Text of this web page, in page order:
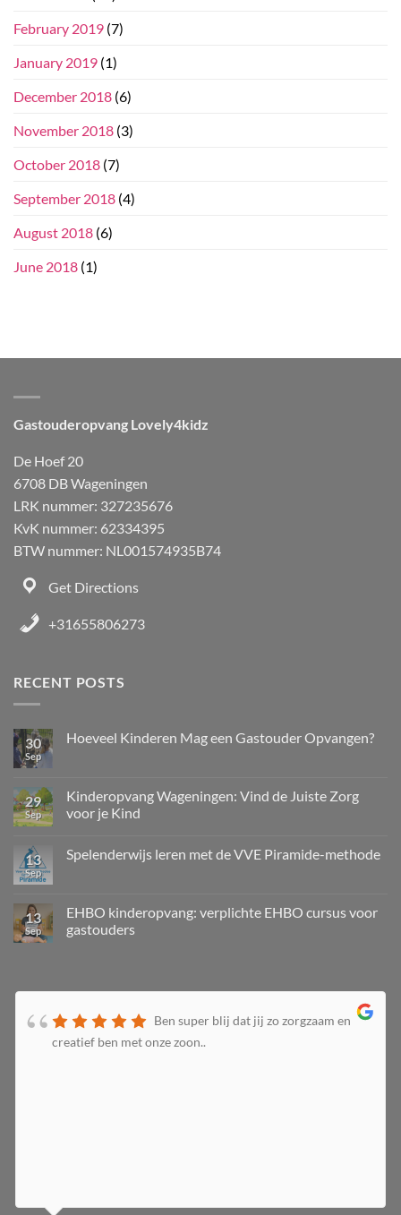
February 2019 (7)
January 2019 (1)
December 2018 (6)
November 2018 (3)
October 2018 (7)
September 2018 (4)
August 2018 (6)
June 2018 (1)
Gastouderopvang Lovely4kidz
De Hoef 20
6708 DB Wageningen
LRK nummer: 327235676
KvK nummer: 62334395
BTW nummer: NL001574935B74
Get Directions
+31655806273
RECENT POSTS
30
Sep
Hoeveel Kinderen Mag een Gastouder Opvangen?
29
Sep
Kinderopvang Wageningen: Vind de Juiste Zorg
voor je Kind
13
Sep
Spelenderwijs leren met de VVE Piramide-methode
13
Sep
EHBO kinderopvang: verplichte EHBO cursus voor
gastouders
Ben super blij dat jij zo zorgzaam en
creatief ben met onze zoon..